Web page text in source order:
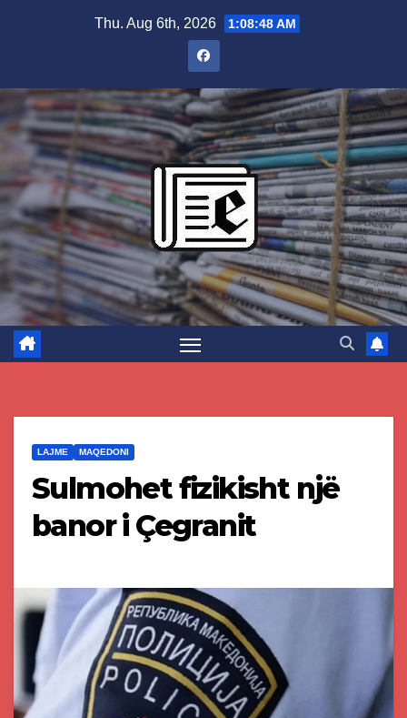
Thu. Aug 6th, 2026 1:08:49 AM
LAJME MAQEDONI
Sulmohet fizikisht një
banor i Çegranit